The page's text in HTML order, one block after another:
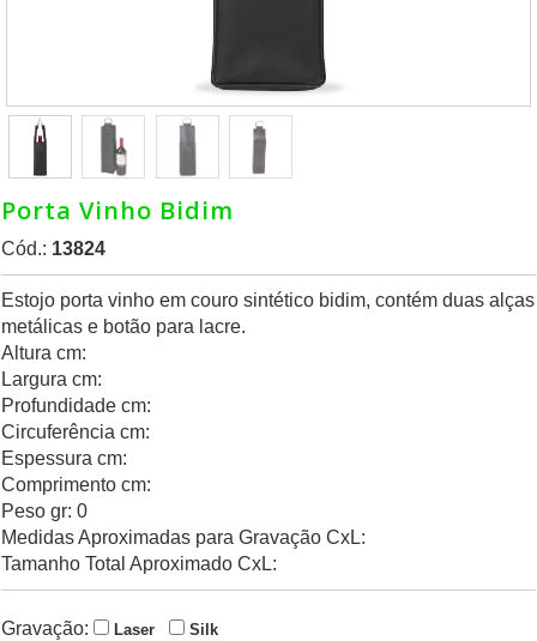
Porta Vinho Bidim
Cód.: 13824
Estojo porta vinho em couro sintético bidim, contém duas alças
metálicas e botão para lacre.
Altura cm:
Largura cm:
Profundidade cm:
Circuferência cm:
Espessura cm:
Comprimento cm:
Peso gr: 0
Medidas Aproximadas para Gravação CxL:
Tamanho Total Aproximado CxL:
Gravação: Laser Silk